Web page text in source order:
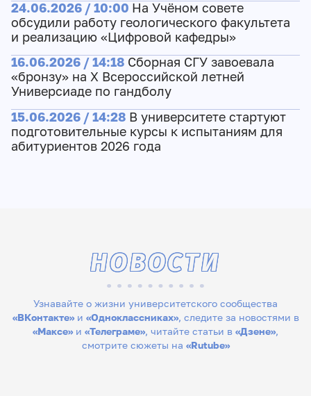
24.06.2026 / 10:00 На Учёном совете
обсудили работу геологического факультета
и реализацию «Цифровой кафедры»
16.06.2026 / 14:18 Сборная СГУ завоевала
«бронзу» на Х Всероссийской летней
Универсиаде по гандболу
15.06.2026 / 14:28 В университете стартуют
подготовительные курсы к испытаниям для
абитуриентов 2026 года
Узнавайте о жизни университетского сообщества
«ВКонтакте»и «Одноклассниках», следите за новостями в
«Максе» и «Телеграме», читайте статьи в «Дзене»,
смотрите сюжеты на «Rutube»
НОВОСТИ